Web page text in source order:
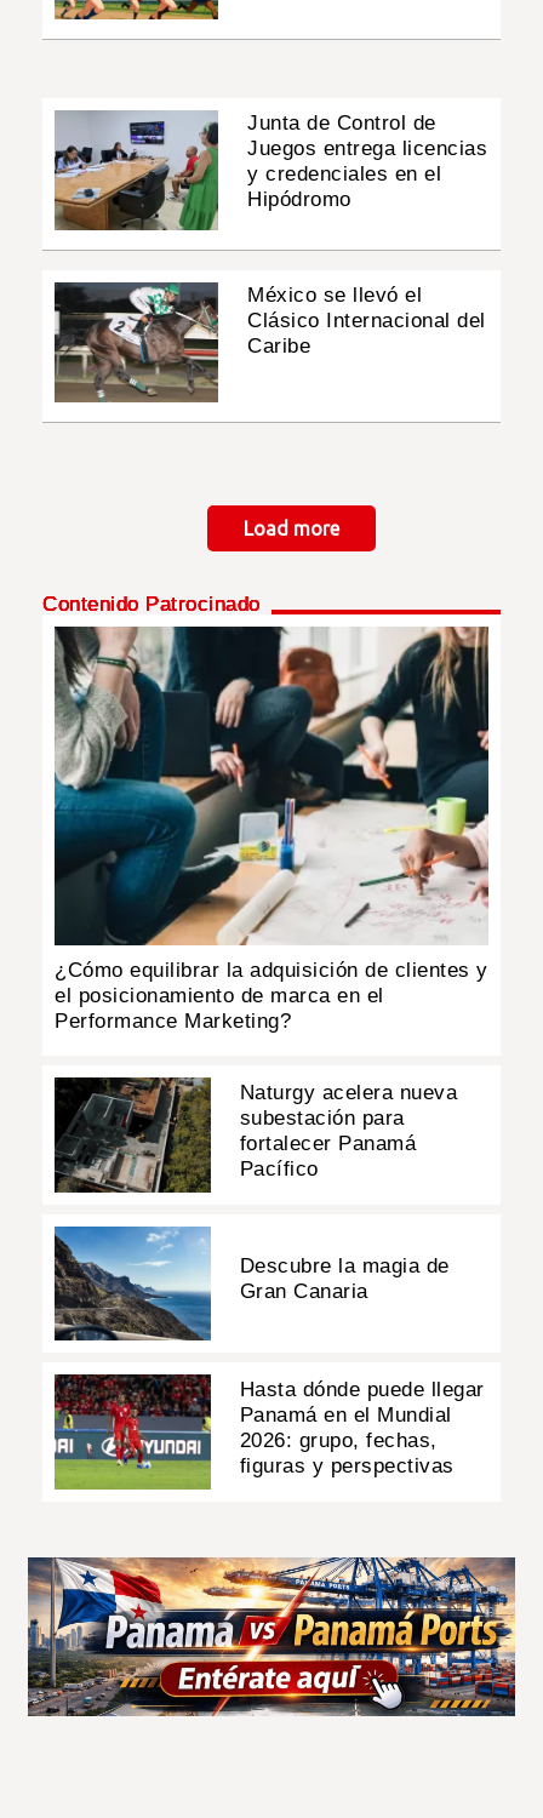
Junta de Control de
Juegos entrega licencias
y credenciales en el
Hipódromo
México se llevó el
Clásico Internacional del
Caribe
Load more
Contenido Patrocinado
¿Cómo equilibrar la adquisición de clientes y
el posicionamiento de marca en el
Performance Marketing?
Naturgy acelera nueva
subestación para
fortalecer Panamá
Pacífico
Descubre la magia de
Gran Canaria
Hasta dónde puede llegar
Panamá en el Mundial
2026: grupo, fechas,
figuras y perspectivas